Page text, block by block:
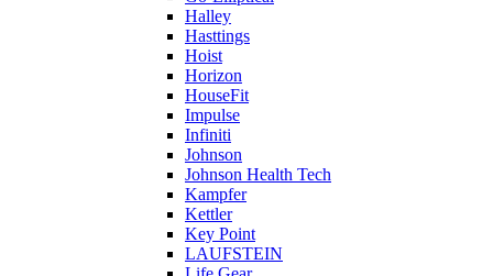
Halley
Hasttings
Hoist
Horizon
HouseFit
Impulse
Infiniti
Johnson
Johnson Health Tech
Kampfer
Kettler
Key Point
LAUFSTEIN